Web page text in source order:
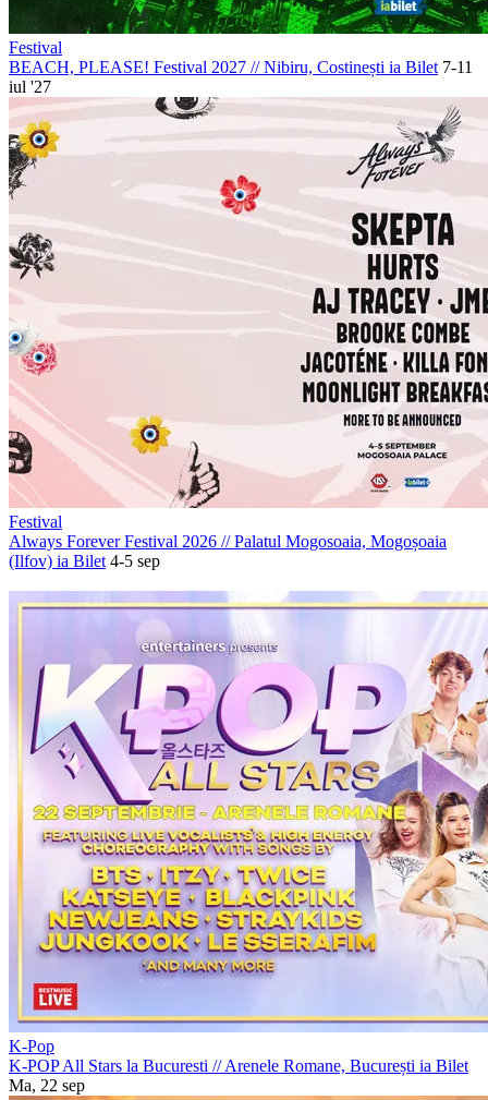
Festival
BEACH, PLEASE! Festival 2027 //Nibiru, Costinești ia Bilet 7-11
iul '27
Festival
Always Forever Festival 2026 //Palatul Mogosoaia, Mogoșoaia
(Ilfov) ia Bilet 4-5 sep
K-Pop
K-POP All Stars la Bucuresti //Arenele Romane, București ia Bilet
Ma, 22 sep